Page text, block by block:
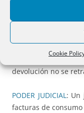
Cookie
: La publicidad
: Cláusulas
: Cláusula
devolución no se
PODER JUDICIAL: Un
facturas de